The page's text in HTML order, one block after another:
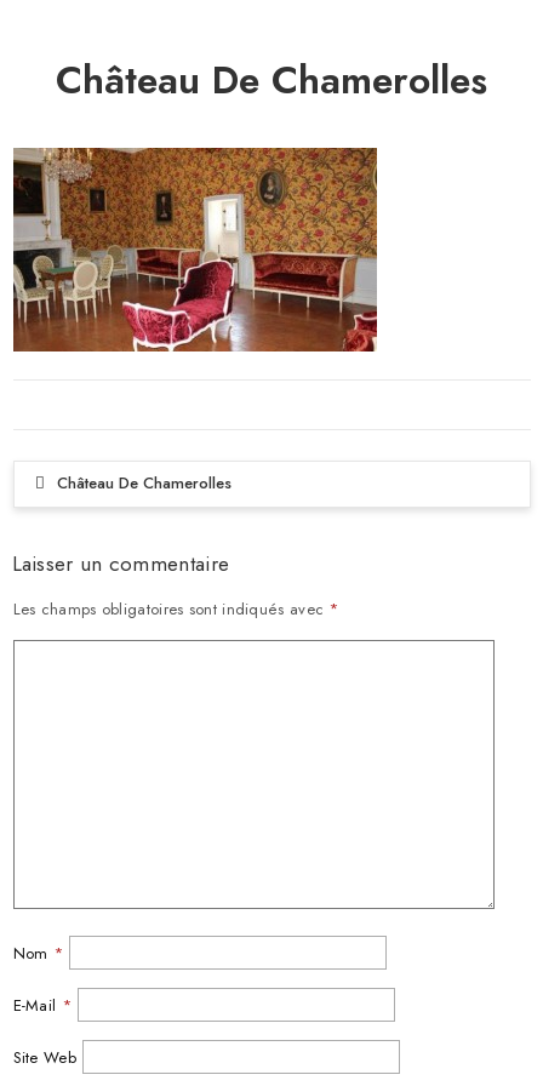
Château De Chamerolles
Château De Chamerolles
Laisser un commentaire
Les champs obligatoires sont indiqués avec *
Nom *
E-Mail *
Site Web